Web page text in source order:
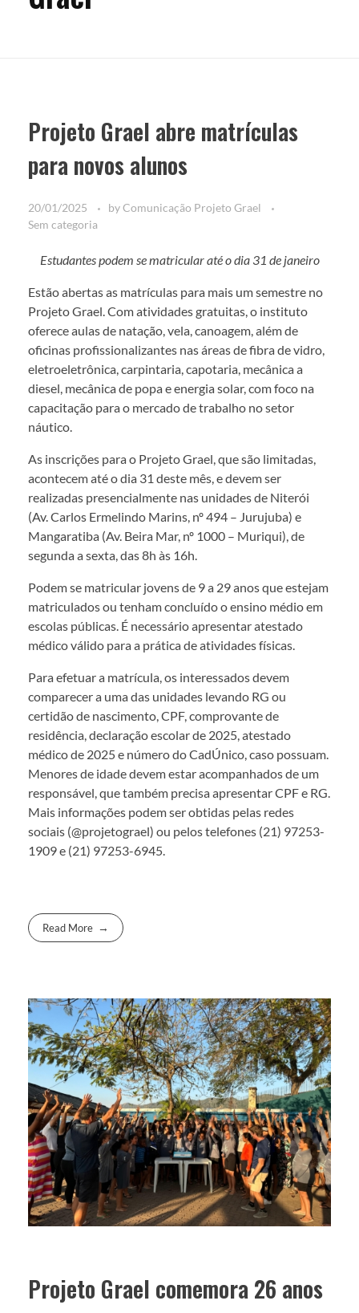
Boletins
NOTÍCIAS
Projeto Grael abre matrículas
para novos alunos
20/01/2025 byComunicação Projeto Grael
Sem categoria
Estudantes podem se matricular até o dia 31 de janeiro
Estão abertas as matrículas para mais um semestre no
Projeto Grael. Com atividades gratuitas, o instituto
oferece aulas de natação, vela, canoagem, além de
oficinas profissionalizantes nas áreas de fibra de vidro,
eletroeletrônica, carpintaria, capotaria, mecânica a
diesel, mecânica de popa e energia solar, com foco na
capacitação para o mercado de trabalho no setor
náutico.
As inscrições para o Projeto Grael, que são limitadas,
acontecem até o dia 31 deste mês, e devem ser
realizadas presencialmente nas unidades de Niterói
(Av. Carlos Ermelindo Marins, nº 494 – Jurujuba) e
Mangaratiba (Av. Beira Mar, nº 1000 – Muriqui), de
segunda a sexta, das 8h às 16h.
Podem se matricular jovens de 9 a 29 anos que estejam
matriculados ou tenham concluído o ensino médio em
escolas públicas. É necessário apresentar atestado
médico válido para a prática de atividades físicas.
Para efetuar a matrícula, os interessados devem
comparecer a uma das unidades levando RG ou
certidão de nascimento, CPF, comprovante de
residência, declaração escolar de 2025, atestado
médico de 2025 e número do CadÚnico, caso possuam.
Menores de idade devem estar acompanhados de um
responsável, que também precisa apresentar CPF e RG.
Mais informações podem ser obtidas pelas redes
sociais (@projetograel) ou pelos telefones (21) 97253-
1909 e (21) 97253-6945.
Read More
Projeto Grael comemora 26 anos